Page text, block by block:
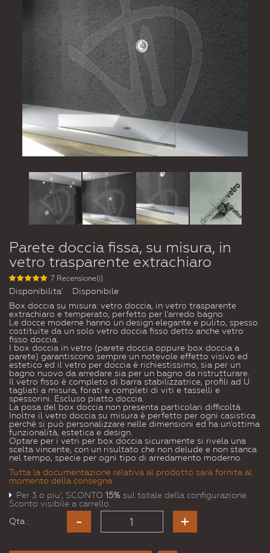
Parete doccia fissa, su misura, in
vetro trasparente extrachiaro
7 Recensione(i)
Disponibilita'
Disponibile
Box doccia su misura: vetro doccia, in vetro trasparente
extrachiaro e temperato, perfetto per l'arredo bagno.
Le docce moderne hanno un design elegante e pulito, spesso
costituite da un solo vetro doccia fisso detto anche vetro
fisso doccia.
I box doccia in vetro (parete doccia oppure box doccia a
parete) garantiscono sempre un notevole effetto visivo ed
estetico ed il vetro per doccia è richiestissimo, sia per un
bagno nuovo da arredare sia per un bagno da ristrutturare.
Il vetro fisso è completo di barra stabilizzatrice, profili ad U
tagliati a misura, forati e completi di viti e tasselli e
spessorini. Escluso piatto doccia.
La posa del box doccia non presenta particolari difficoltà.
Inoltre il vetro doccia su misura è perfetto per ogni casistica
perchè si può personalizzare nelle dimensioni ed ha un'ottima
funzionalità, estetica e design.
Optare per i vetri per box doccia sicuramente si rivela una
scelta vincente, con un risultato che non delude e non stanca
nel tempo, specie per ogni tipo di arredamento moderno.
Tutta la documentazione relativa al prodotto sarà fornita al
momento della consegna
Per 3 o piu', SCONTO 15% sul totale della configurazione.
Sconto visibile a carrello.
Qta :